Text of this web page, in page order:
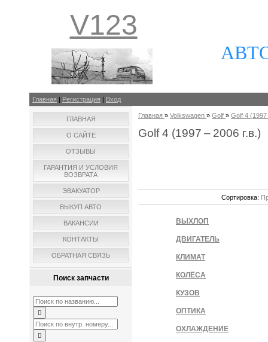
V123
Главная | Регистрация | Вход
ГЛАВНАЯ
О САЙТЕ
ОТЗЫВЫ
ГАРАНТИЯ И УСЛОВИЯ
ВОЗВРАТА
ЭВАКУАТОР
ВЫКУП АВТО
ВАКАНСИИ
КОНТАКТЫ
ОБРАТНАЯ СВЯЗЬ
Поиск запчасти
Главная » Volkswagen » Golf » Golf 4 (1997
Golf 4 (1997 – 2006 г.в.)
Сортировка:
ВЫХЛОП
ДВИГАТЕЛЬ
КЛИМАТ
КОЛЁСА
КУЗОВ
ОПТИКА
ОХЛАЖДЕНИЕ